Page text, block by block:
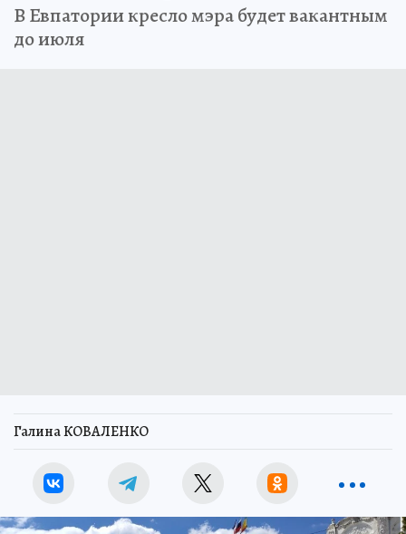
В Евпатории кресло мэра будет вакантным
до июля
Галина КОВАЛЕНКО